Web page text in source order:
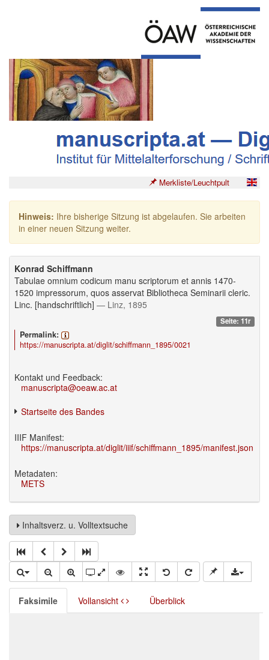
Merkliste/Leuchtpult
Hinweis: Ihre bisherige Sitzung ist abgelaufen. Sie arbeiten
in einer neuen Sitzung weiter.
Konrad Schiffmann
Tabulae omnium codicum manu scriptorum et annis 1470-
1520 impressorum, quos asservat Bibliotheca Seminarii cleric.
Linc. [handschriftlich] — Linz, 1895
Seite: 11r
Permalink:
https://manuscripta.at/diglit/schiffmann_1895/0021
Kontakt und Feedback:
manuscripta@oeaw.ac.at
Startseite des Bandes
IIIF Manifest:
https://manuscripta.at/diglit/iiif/schiffmann_1895/manifest.json
Metadaten:
METS
Inhaltsverz. u. Volltextsuche
Faksimile Vollansicht Überblick